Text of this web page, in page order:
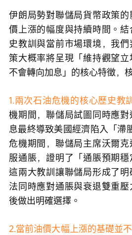
伊朗局勢對聯儲局貨幣政策
價上漲的幅度與持續時間。
史教訓與當前市場環境，我
策大概率將呈現「維持觀望
不會轉向加息」的核心特徵，
1.兩次石油危機的核心歷史教訓
機期間，聯儲局試圖同時應
息最終導致美國經濟陷入「滯
危機期間，聯儲局主席沃爾
服通脹，證明了「通脹預期穩
這兩大教訓讓聯儲局形成了
法同時應對通脹與衰退雙重
後做出明確選擇。
2.當前油價大幅上漲的基礎並不